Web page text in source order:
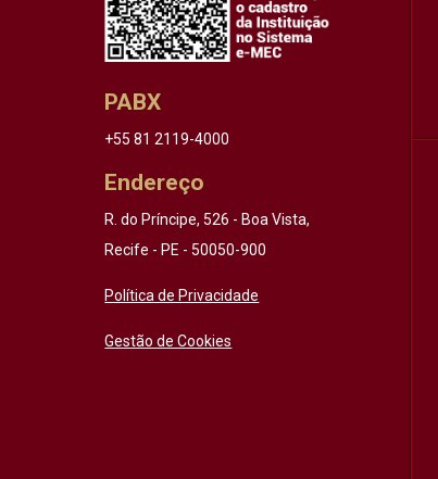
PABX
+55 81 2119-4000
Endereço
R. do Príncipe, 526 - Boa Vista,
Recife - PE - 50050-900
Política de Privacidade
Gestão de Cookies